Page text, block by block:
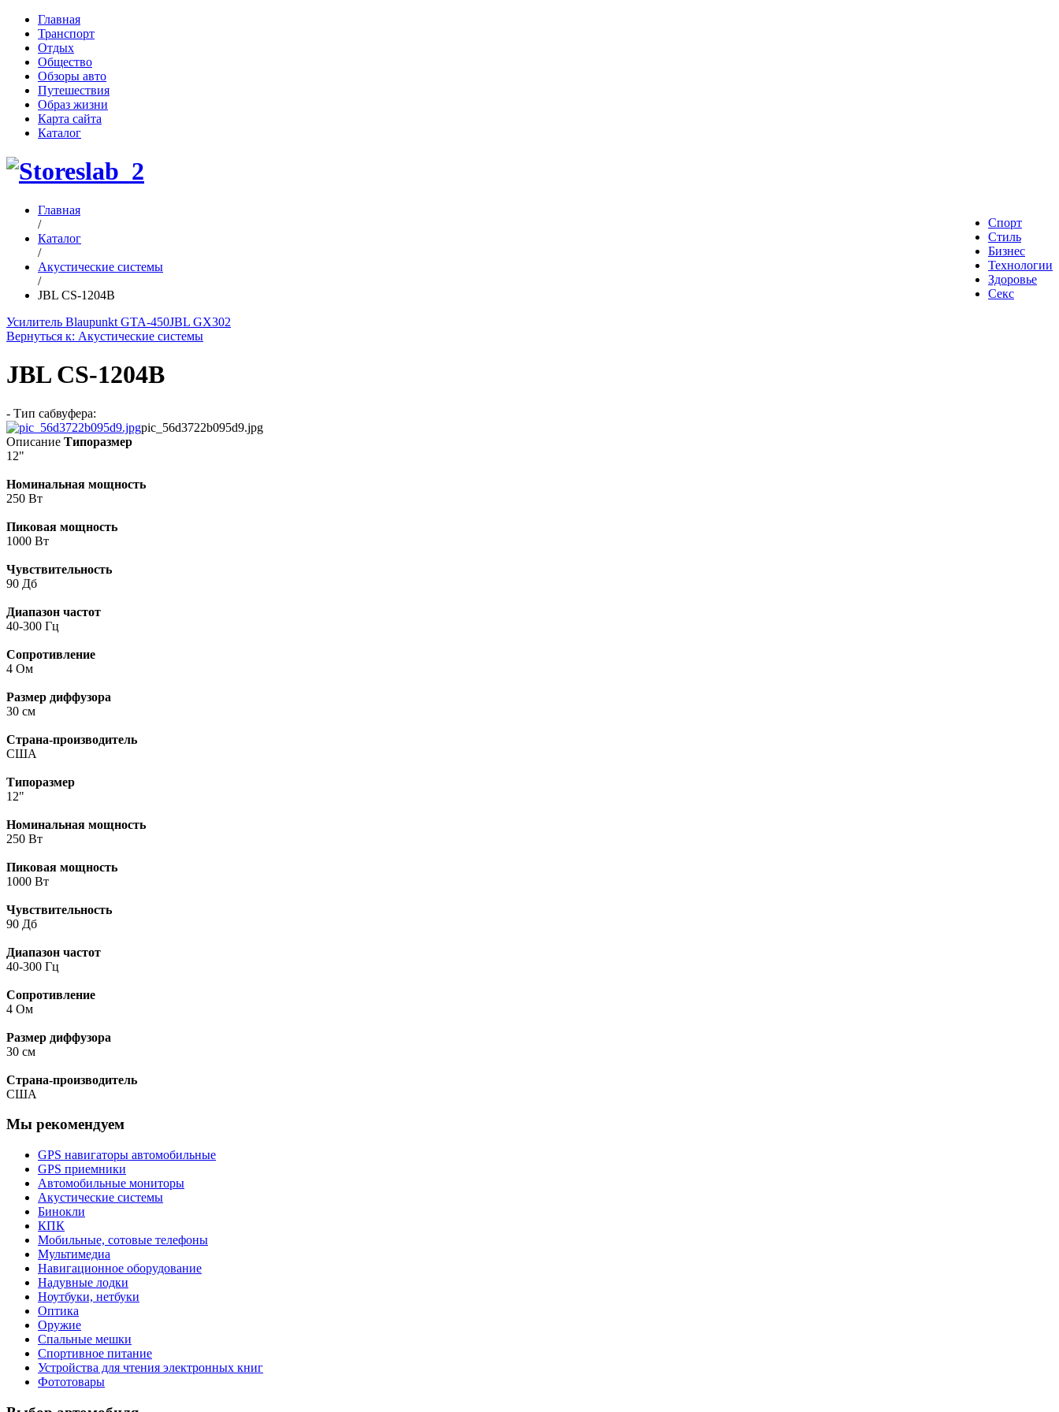
Главная
Транспорт
Отдых
Общество
Обзоры авто
Путешествия
Образ жизни
Карта сайта
Каталог
Спорт
Стиль
Бизнес
Технологии
Здоровье
Секс
Главная
/
Каталог
/
Акустические системы
/
JBL CS-1204B
Усилитель Blaupunkt GTA-450JBL GX302
Вернуться к: Акустические системы
JBL CS-1204B
- Тип сабвуфера:
pic_56d3722b095d9.jpg
Описание Типоразмер
12"
Номинальная мощность
250 Вт
Пиковая мощность
1000 Вт
Чувствительность
90 Дб
Диапазон частот
40-300 Гц
Сопротивление
4 Ом
Размер диффузора
30 см
Страна-производитель
США
Типоразмер
12"
Номинальная мощность
250 Вт
Пиковая мощность
1000 Вт
Чувствительность
90 Дб
Диапазон частот
40-300 Гц
Сопротивление
4 Ом
Размер диффузора
30 см
Страна-производитель
США
Мы рекомендуем
GPS навигаторы автомобильные
GPS приемники
Автомобильные мониторы
Акустические системы
Бинокли
КПК
Мобильные, сотовые телефоны
Мультимедиа
Навигационное оборудование
Надувные лодки
Ноутбуки, нетбуки
Оптика
Оружие
Спальные мешки
Спортивное питание
Устройства для чтения электронных книг
Фототовары